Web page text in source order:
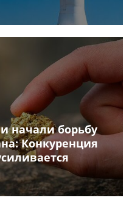
начали борьбу
Конкуренция